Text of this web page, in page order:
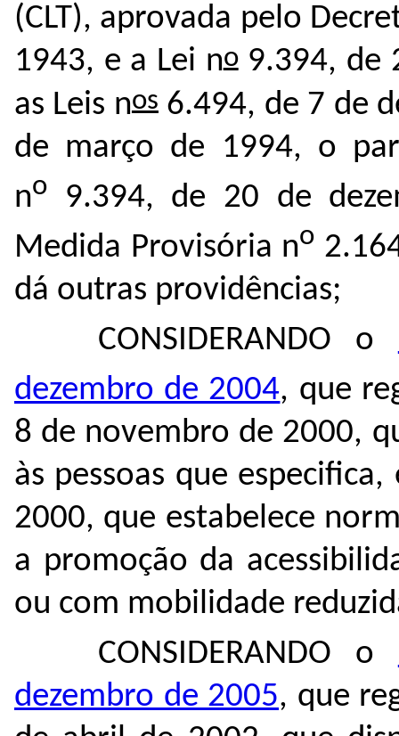
(CLT), aprovada pelo
1943, e a Lei no9.394, de
as Leis nos6.494, de 7 de
de março de 1994, o
no
9.394, de 20 de
Medida Provisória no
dá outras providências;
CONSIDERANDO o
dezembro de 2004, que
8 de novembro de 2000,
às pessoas que
2000, que estabelece
a promoção da
ou com mobilidade
CONSIDERANDO o
dezembro de 2005, que